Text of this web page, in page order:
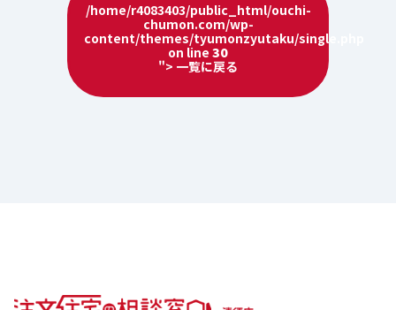
/home/r4083403/public_html/ouchi-
chumon.com/wp-
content/themes/tyumonzyutaku/single.php
on line 30
"> 一覧に戻る